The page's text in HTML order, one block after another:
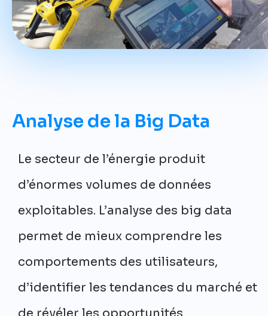
Analyse de la Big Data
Le secteur de l’énergie produit
d’énormes volumes de données
exploitables. L’analyse des big data
permet de mieux comprendre les
comportements des utilisateurs,
d’identifier les tendances du marché et